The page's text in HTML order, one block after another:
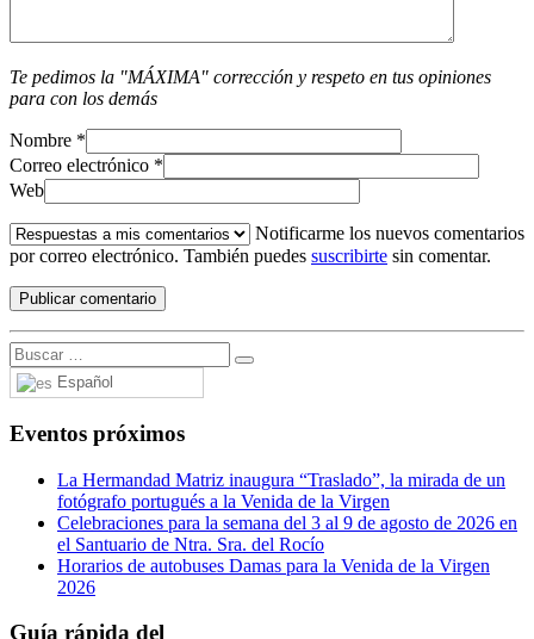
Te pedimos la "MÁXIMA" corrección y respeto en tus opiniones
para con los demás
Nombre *
Correo electrónico *
Web
Notificarme los nuevos comentarios
por correo electrónico. También puedes suscribirte sin comentar.
Español
Eventos próximos
La Hermandad Matriz inaugura “Traslado”, la mirada de un
fotógrafo portugués a la Venida de la Virgen
Celebraciones para la semana del 3 al 9 de agosto de 2026 en
el Santuario de Ntra. Sra. del Rocío
Horarios de autobuses Damas para la Venida de la Virgen
2026
Guía rápida del